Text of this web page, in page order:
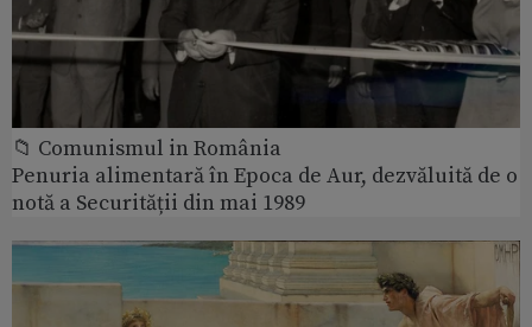
📁 Comunismul in România
Penuria alimentară în Epoca de Aur, dezvăluită de o
notă a Securității din mai 1989